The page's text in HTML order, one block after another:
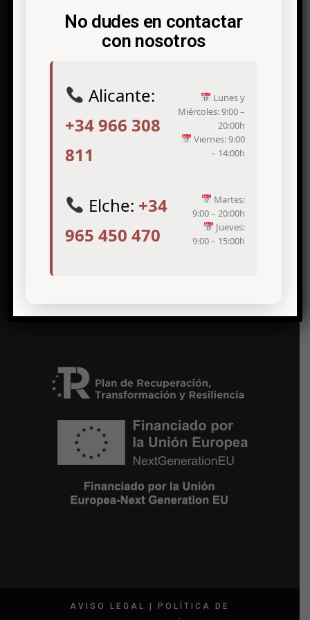
info@antonio-icardo.com
Telf. +34 965 450 470
Tratamientos de medicina estética
TRATAMIENTO DE ARRUGAS
DEPILACIÓN LASER EN ELCHE Y
REJUVENECIMIENTO FACIAL
NUTRICIÓN Y DIETÉTICA
AVISO LEGAL
POLÍTICA DE
No dudes en contactar
con nosotros
Alicante:
+34 966 308
811
Lunes y
Miércoles: 9:00 –
20:00h
Viernes: 9:00
– 14:00h
Elche: +34
965 450 470
Martes:
9:00 – 20:00h
Jueves:
9:00 – 15:00h